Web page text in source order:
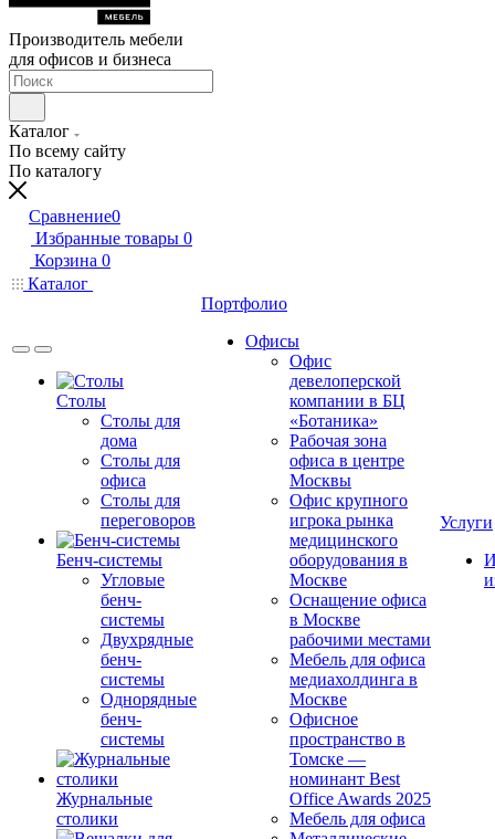
Производитель мебели
для офисов и бизнеса
Каталог
По всему сайту
По каталогу
Сравнение0
Избранные товары 0
Корзина 0
Каталог
Столы
Столы для
дома
Столы для
офиса
Столы для
переговоров
Бенч-системы
Угловые
бенч-
системы
Двухрядные
бенч-
системы
Однорядные
бенч-
системы
Журнальные
столики
Портфолио
Офисы
Офис
девелоперской
компании в БЦ
«Ботаника»
Рабочая зона
офиса в центре
Москвы
Офис крупного
игрока рынка
медицинского
оборудования в
Москве
Оснащение офиса
в Москве
рабочими местами
Мебель для офиса
медиахолдинга в
Москве
Офисное
пространство в
Томске —
номинант Best
Office Awards 2025
Мебель для офиса
Услуги